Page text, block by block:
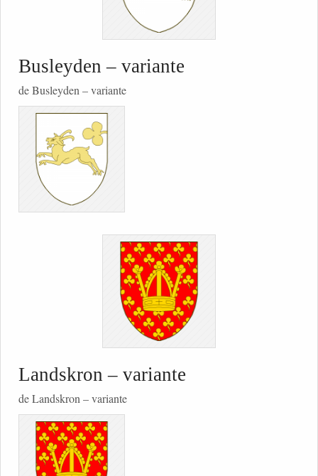
Busleyden – variante
de Busleyden – variante
Landskron – variante
de Landskron – variante